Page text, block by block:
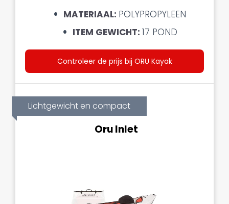
MATERIAAL: POLYPROPYLEEN
ITEM GEWICHT: 17 POND
Controleer de prijs bij ORU Kayak
Lichtgewicht en compact
Oru Inlet